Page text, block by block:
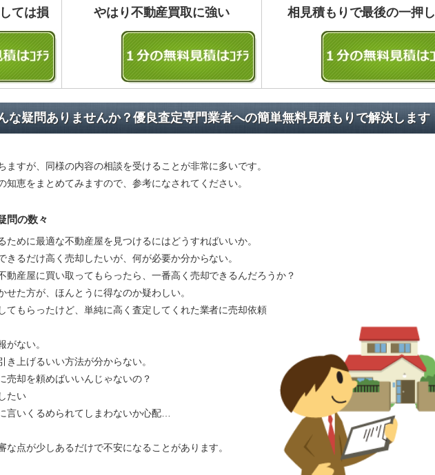
ては損 やはり不動産買取に強い 相見積もりで最後の一押し
な疑問ありませんか？優良査定専門業者への簡単無料見積もりで解決します
すが、同様の内容の相談を受けることが非常に多いです。
知恵をまとめてみますので、参考になされてください。
問の数々
めに最適な不動産屋を見つけるにはどうすればいいか。
るだけ高く売却したいが、何が必要か分からない。
産屋に買い取ってもらったら、一番高く売却できるんだろうか？
せた方が、ほんとうに得なのか疑わしい。
もらったけど、単純に高く査定してくれた業者に売却依頼
ない。
上げるいい方法が分からない。
却を頼めばいいんじゃないの？
たい
いくるめられてしまわないか心配…
点が少しあるだけで不安になることがあります。